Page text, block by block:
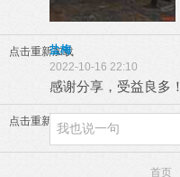
点击重新加载
盐梅
2022-10-16 22:10
感谢分享，受益良多！
点击重新加载
首页